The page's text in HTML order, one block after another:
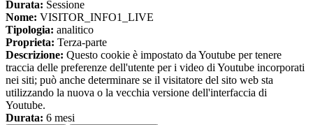
Durata: Sessione
Nome: VISITOR_INFO1_LIVE
Tipologia: analitico
Proprieta: Terza-parte
Descrizione: Questo cookie è impostato da Youtube per tenere
traccia delle preferenze dell'utente per i video di Youtube incorporati
nei siti; può anche determinare se il visitatore del sito web sta
utilizzando la nuova o la vecchia versione dell'interfaccia di
Youtube.
Durata: 6 mesi